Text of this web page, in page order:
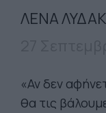
ΛΕΝΑ
«Αν δεν
θα τις